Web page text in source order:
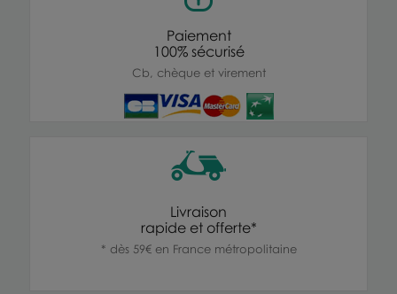
Paiement
100% sécurisé
Cb, chèque et virement
Livraison
rapide et offerte*
* dès 59€ en France métropolitaine